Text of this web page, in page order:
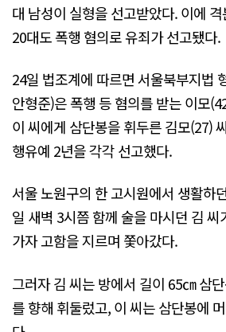
대 남성이 실형을 선고받았다. 이에
20대도 폭행 혐의로 유죄가 선고됐다.
24일 법조계에 따르면 서울북부지법
안형준)은 폭행 등 혐의를 받는 이모
이 씨에게 삼단봉을 휘두른 김모(27)
행유예 2년을 각각 선고했다.
서울 노원구의 한 고시원에서 생활하
일 새벽 3시쯤 함께 술을 마시던 김
가자 고함을 지르며 쫓아갔다.
그러자 김 씨는 방에서 길이 65㎝ 삼
를 향해 휘둘렀고, 이 씨는 삼단봉에